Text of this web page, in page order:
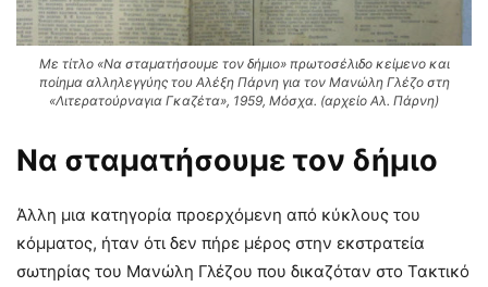
Με τίτλο «Να σταματήσουμε τον δήμιο» πρωτοσέλιδο κείμενο και
ποίημα αλληλεγγύης του Αλέξη Πάρνη για τον Μανώλη Γλέζο στη
«Λιτερατούρναγια Γκαζέτα», 1959, Μόσχα. (αρχείο Αλ. Πάρνη)
Να σταματήσουμε τον δήμιο
Άλλη μια κατηγορία προερχόμενη από κύκλους του
κόμματος, ήταν ότι δεν πήρε μέρος στην εκστρατεία
σωτηρίας του Μανώλη Γλέζου που δικαζόταν στο Τακτικό